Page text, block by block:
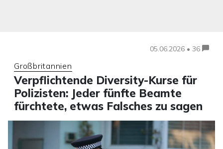
05.06.2026 • 36
Großbritannien
Verpflichtende Diversity-Kurse für
Polizisten: Jeder fünfte Beamte
fürchtete, etwas Falsches zu sagen